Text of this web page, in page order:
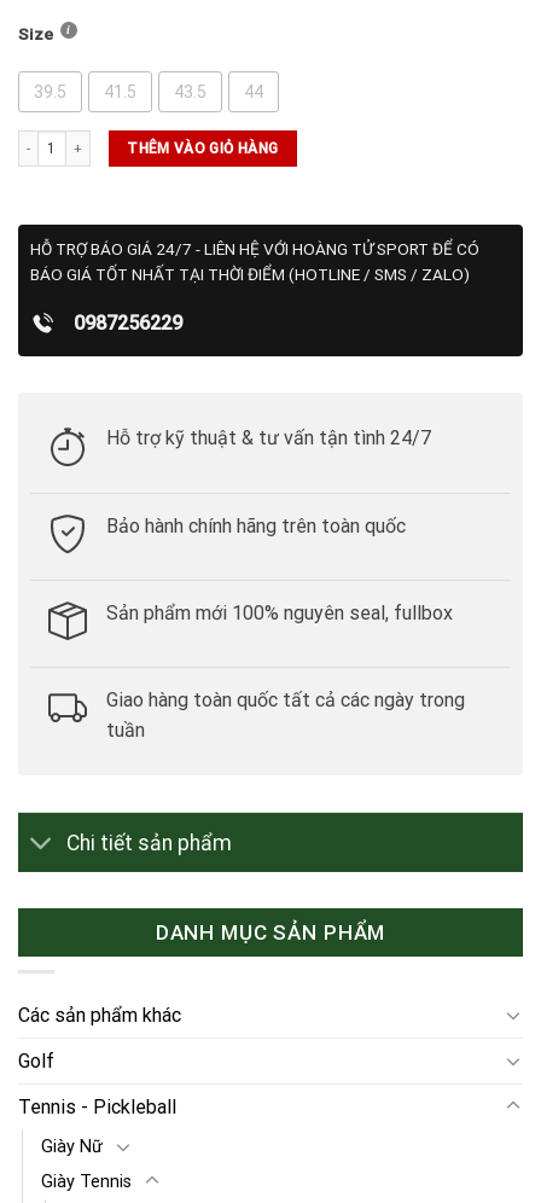
Size
39.5 41.5 43.5 44
Giày Tennis - Pickleball Skechers Baseline Bully Men's (246115- WBPR) số lượng
THÊM VÀO GIỎ HÀNG
HỖ TRỢ BÁO GIÁ 24/7 - LIÊN HỆ VỚI HOÀNG TỬ SPORT ĐỂ CÓ
BÁO GIÁ TỐT NHẤT TẠI THỜI ĐIỂM (HOTLINE / SMS / ZALO)
0987256229
Hỗ trợ kỹ thuật & tư vấn tận tình 24/7
Bảo hành chính hãng trên toàn quốc
Sản phẩm mới 100% nguyên seal, fullbox
Giao hàng toàn quốc tất cả các ngày trong
tuần
Chi tiết sản phẩm
DANH MỤC SẢN PHẨM
Các sản phẩm khác
Golf
Tennis - Pickleball
Giày Nữ
Giày Tennis